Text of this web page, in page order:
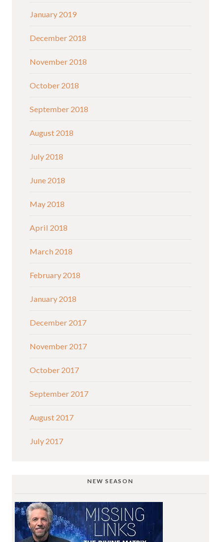
January 2019
December 2018
November 2018
October 2018
September 2018
August 2018
July 2018
June 2018
May 2018
April 2018
March 2018
February 2018
January 2018
December 2017
November 2017
October 2017
September 2017
August 2017
July 2017
NEW SEASON